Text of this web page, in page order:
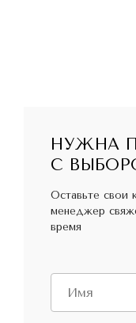
НУЖНА
С
Оставьте свои
менеджер
время